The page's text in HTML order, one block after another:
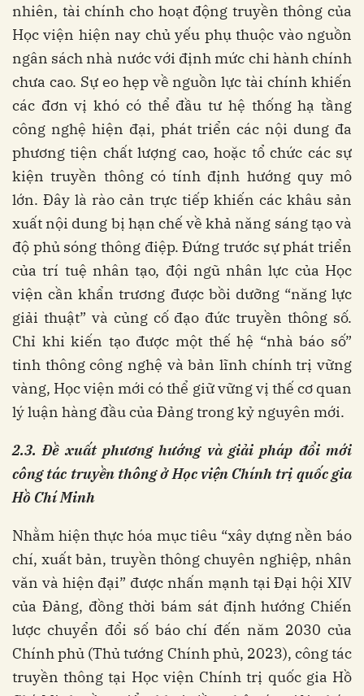
nhiên, tài chính cho hoạt động truyền thông của
Học viện hiện nay chủ yếu phụ thuộc vào nguồn
ngân sách nhà nước với định mức chi hành chính
chưa cao. Sự eo hẹp về nguồn lực tài chính khiến
các đơn vị khó có thể đầu tư hệ thống hạ tầng
công nghệ hiện đại, phát triển các nội dung đa
phương tiện chất lượng cao, hoặc tổ chức các sự
kiện truyền thông có tính định hướng quy mô
lớn. Đây là rào cản trực tiếp khiến các khâu sản
xuất nội dung bị hạn chế về khả năng sáng tạo và
độ phủ sóng thông điệp. Đứng trước sự phát triển
của trí tuệ nhân tạo, đội ngũ nhân lực của Học
viện cần khẩn trương được bồi dưỡng “năng lực
giải thuật” và củng cố đạo đức truyền thông số.
Chỉ khi kiến tạo được một thế hệ “nhà báo số”
tinh thông công nghệ và bản lĩnh chính trị vững
vàng, Học viện mới có thể giữ vững vị thế cơ quan
lý luận hàng đầu của Đảng trong kỷ nguyên mới.
2.3. Đề xuất phương hướng và giải pháp đổi mới
công tác truyền thông ở Học viện Chính trị quốc gia
Hồ Chí Minh
Nhằm hiện thực hóa mục tiêu “xây dựng nền báo
chí, xuất bản, truyền thông chuyên nghiệp, nhân
văn và hiện đại” được nhấn mạnh tại Đại hội XIV
của Đảng, đồng thời bám sát định hướng Chiến
lược chuyển đổi số báo chí đến năm 2030 của
Chính phủ (Thủ tướng Chính phủ, 2023), công tác
truyền thông tại Học viện Chính trị quốc gia Hồ